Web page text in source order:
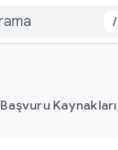
/
Başvuru Kaynakları